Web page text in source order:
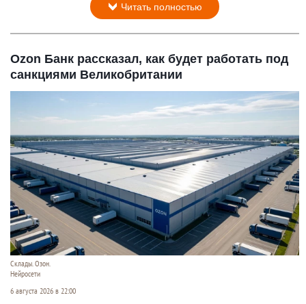
Читать полностью
Ozon Банк рассказал, как будет работать под
санкциями Великобритании
Склады. Озон.
Нейросети
6 августа 2026 в 22:00